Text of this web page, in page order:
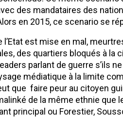
des mandataires des
en 2015, ce scenario se
l’Etat est mise en mal,
des quartiers bloqués à la
parlant de guerre s’ils
médiatique à la limite
que faire peur au citoyen
de la même ethnie que
principal ou Forestier,